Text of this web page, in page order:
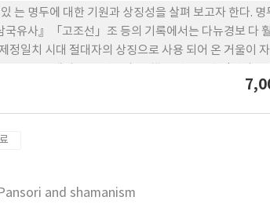
고 말한다. 하지만 강신무의 걸립은 쌀과 금전을 시주
겪는 무병에 대한 정의를 정리하고, 무당의 접신 양
에 대한 다른 의견을 제시하는 것으로, 무병의 의미와
는 명두에 대한 기원과 상징성을 살펴 보고자 한다. 명
유사』「고조선」조 등의 기록에서는 다뉴경보 다
정일치 시대 절대자의 상징으로 사용 되어 온 거울이
는 기능을 가진다. 아울러 신이 강림하 는 곳이며, 신
의 강림을 기 원하는 중요한 역할을 하고 있다는 것을
구경(神具鏡)과 비교 분석하였다. 아울러 시베리아
and shamanism